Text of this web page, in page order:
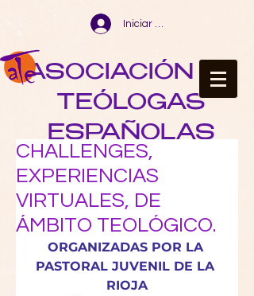
Iniciar sesión
ASOCIACIÓN DE
TEÓLOGAS
ESPAÑOLAS
CHALLENGES,
EXPERIENCIAS
VIRTUALES, DE
ÁMBITO TEOLÓGICO.
ORGANIZADAS POR LA
PASTORAL JUVENIL DE LA
RIOJA